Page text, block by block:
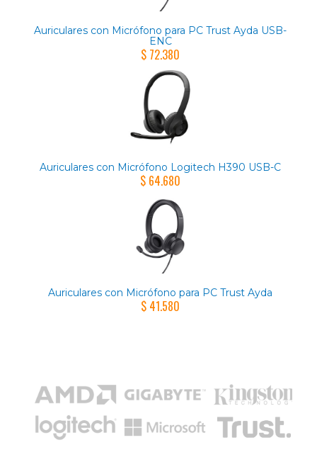
Auriculares con Micrófono para PC Trust Ayda USB-
ENC
$ 72.380
Auriculares con Micrófono Logitech H390 USB-C
$ 64.680
Auriculares con Micrófono para PC Trust Ayda
$ 41.580